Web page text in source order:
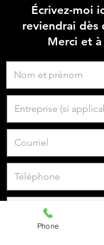
Écrivez-moi
reviendrai dès
Merci et
Phone